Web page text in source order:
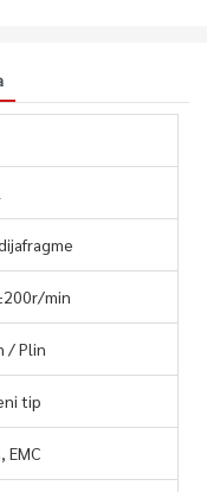
min
/ Plin
tip
EMC